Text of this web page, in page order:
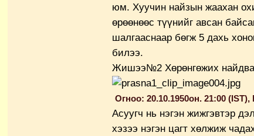
юм. Хуучин найзын жаахан
өрөөнөөс түүнийг авсан
шалгааснаар бөгж 5 дахь
билээ.
Жишээ№2 Хөрөнгөжих
Огноо: 20.10.1950он. 21:00 (IST),
Асуугч нь нэгэн жижгэвтэр
хэзээ нэгэн цагт хөлжиж